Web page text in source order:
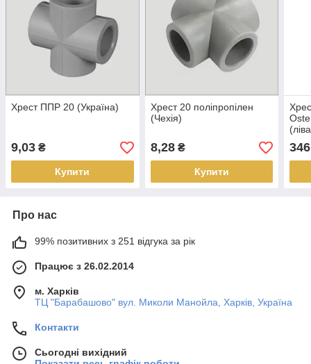
Хрест ППР 20 (Україна)
9,03 ₴
Купити
Хрест 20 поліпропілен
(Чехія)
8,28₴
Купити
Про нас
99% позитивних з 251 відгука за рік
Працює з 26.02.2014
м. Харків
ТЦ "Барабашово" вул. Миколи Манойла, Харків, Україна
Контакти
Сьогодні вихідний